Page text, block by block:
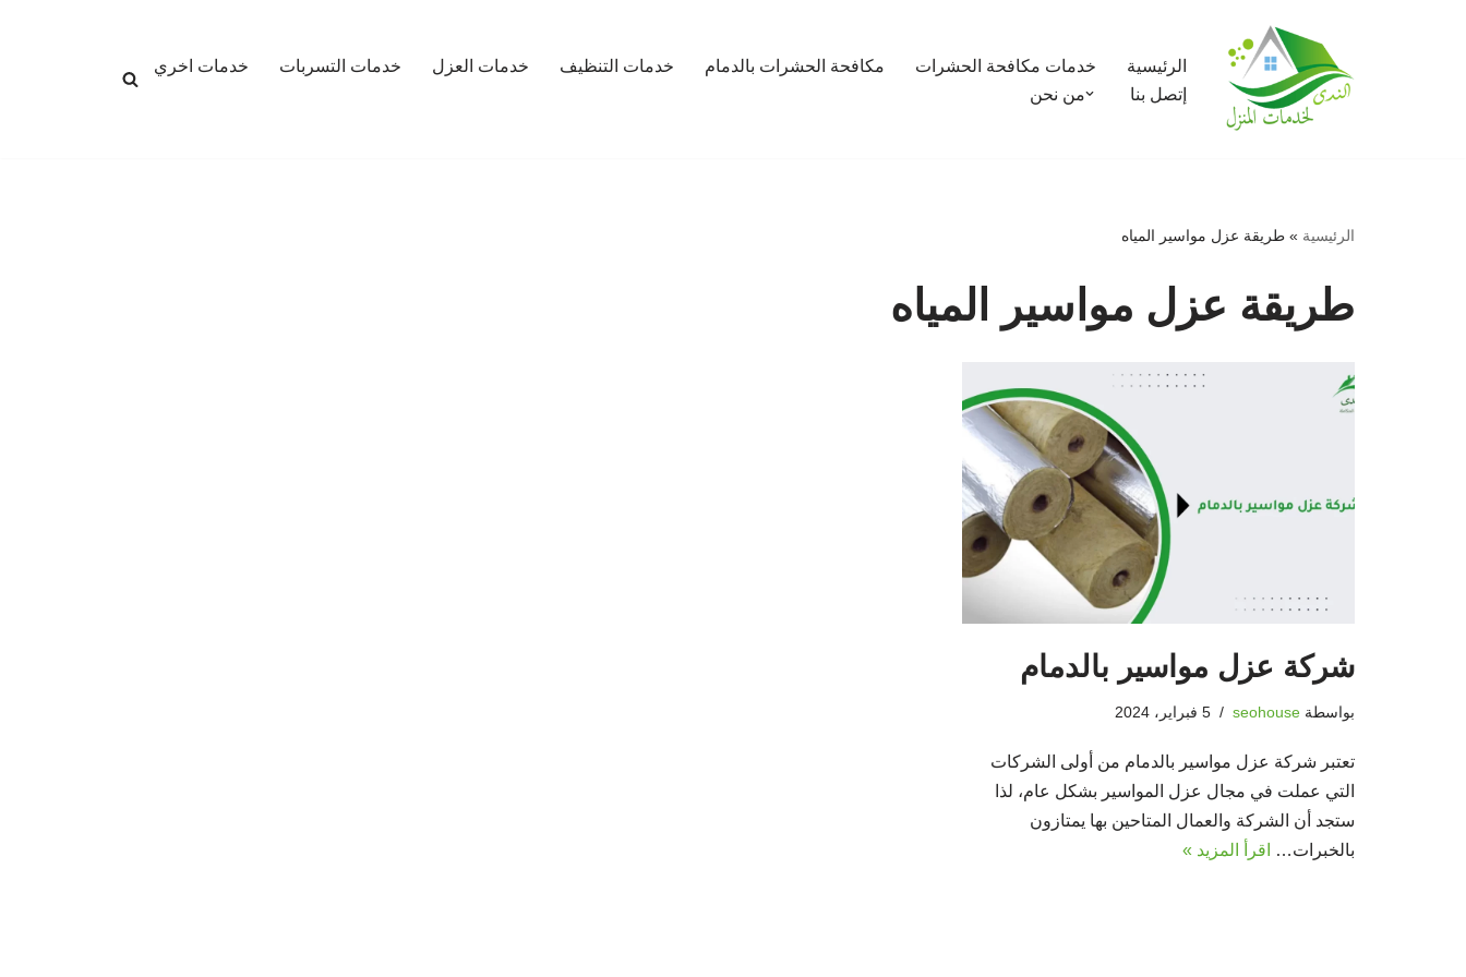
الرئيسية خدمات مكافحة الحشرات مكافحة الحشرات بالدمام خدمات التنظيف خدمات العزل خدمات التسربات
خدمات اخري
إتصل بنا
من نحن
الرئيسية » طريقة عزل مواسير المياه
طريقة عزل مواسير المياه
شركة عزل مواسير بالدمام
بواسطة seohouse 5 فبراير، 2024
تعتبر شركة عزل مواسير بالدمام من أولى الشركات
التي عملت في مجال عزل المواسير بشكل عام، لذا
ستجد أن الشركة والعمال المتاحين بها يمتازون
بالخبرات…
اقرأ المزيد »